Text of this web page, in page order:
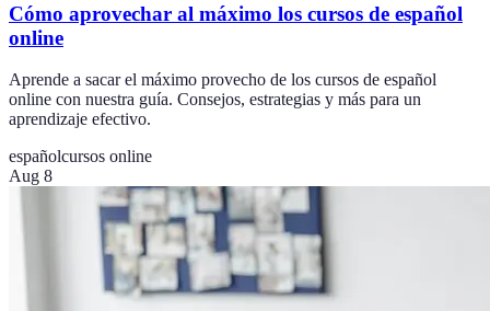
Cómo aprovechar al máximo los cursos de español
online
Aprende a sacar el máximo provecho de los cursos de español
online con nuestra guía. Consejos, estrategias y más para un
aprendizaje efectivo.
españolcursos online
Aug 8